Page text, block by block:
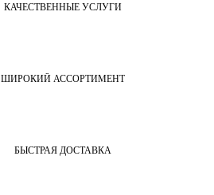
КАЧЕСТВЕННЫЕ УСЛУГИ
ШИРОКИЙ АССОРТИМЕНТ
БЫСТРАЯ ДОСТАВКА